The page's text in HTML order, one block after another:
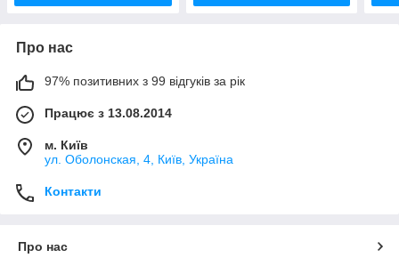
Про нас
97% позитивних з 99 відгуків за рік
Працює з 13.08.2014
м. Київ
ул. Оболонская, 4, Київ, Україна
Контакти
Про нас